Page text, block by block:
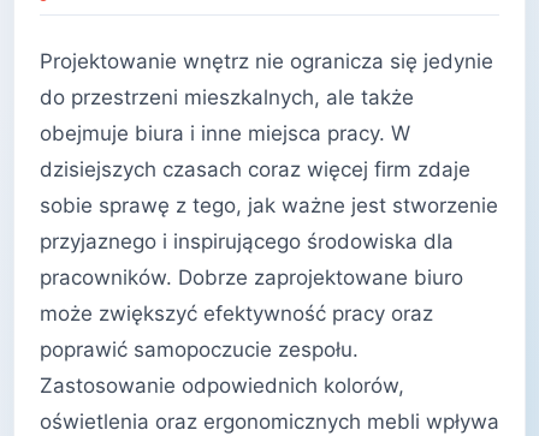
Projektowanie wnętrz nie ogranicza się jedynie
do przestrzeni mieszkalnych, ale także
obejmuje biura i inne miejsca pracy. W
dzisiejszych czasach coraz więcej firm zdaje
sobie sprawę z tego, jak ważne jest stworzenie
przyjaznego i inspirującego środowiska dla
pracowników. Dobrze zaprojektowane biuro
może zwiększyć efektywność pracy oraz
poprawić samopoczucie zespołu.
Zastosowanie odpowiednich kolorów,
oświetlenia oraz ergonomicznych mebli wpływa